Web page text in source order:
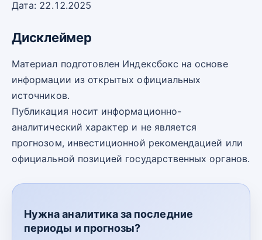
Дата: 22.12.2025
Дисклеймер
Материал подготовлен Индексбокс на основе
информации из открытых официальных
источников.
Публикация носит информационно-
аналитический характер и не является
прогнозом, инвестиционной рекомендацией или
официальной позицией государственных органов.
Нужна аналитика за последние
периоды и прогнозы?